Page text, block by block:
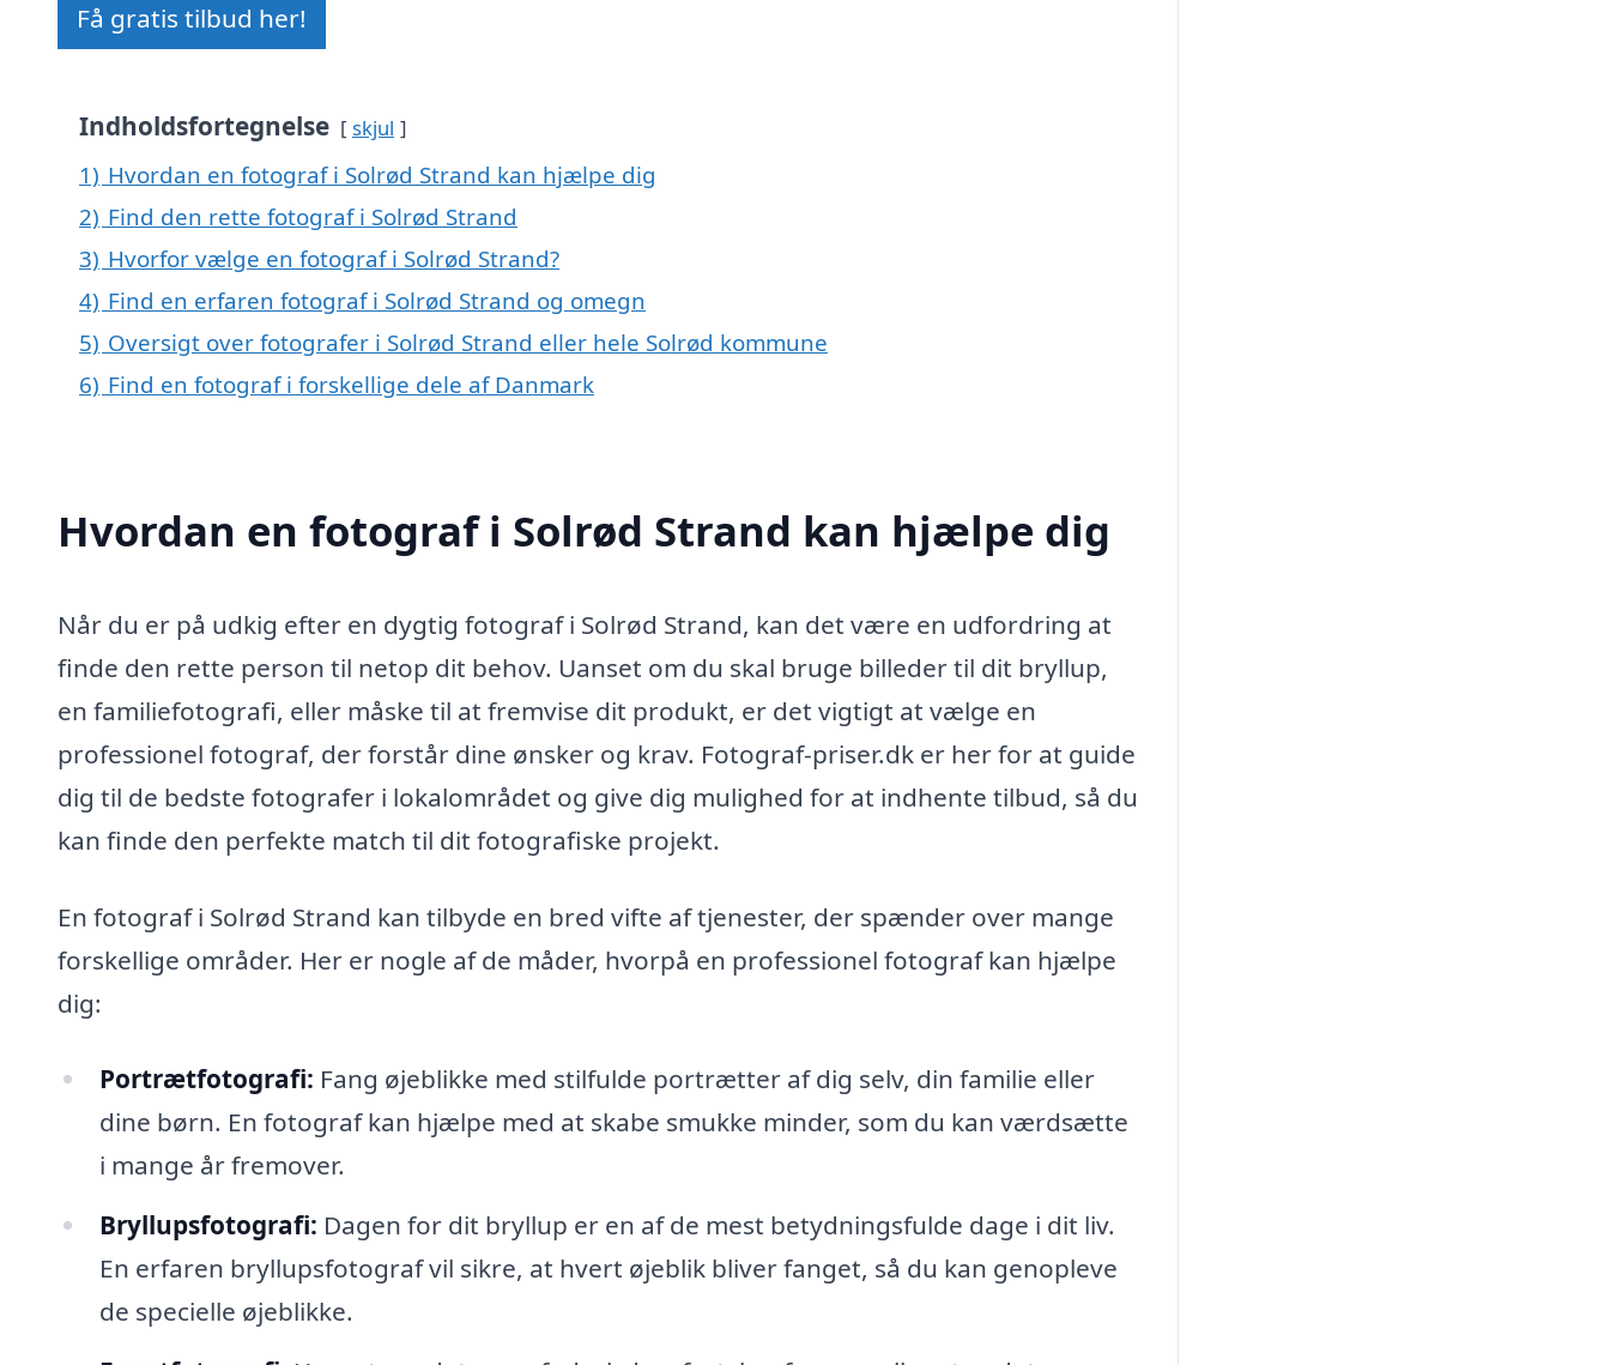
Få gratis tilbud her!
Indholdsfortegnelse skjul
1) Hvordan en fotograf i Solrød Strand kan hjælpe dig
2) Find den rette fotograf i Solrød Strand
3) Hvorfor vælge en fotograf i Solrød Strand?
4) Find en erfaren fotograf i Solrød Strand og omegn
5) Oversigt over fotografer i Solrød Strand eller hele Solrød kommune
6) Find en fotograf i forskellige dele af Danmark
Hvordan en fotograf i Solrød Strand kan hjælpe dig
Når du er på udkig efter en dygtig fotograf i Solrød Strand, kan det være en udfordring at
finde den rette person til netop dit behov. Uanset om du skal bruge billeder til dit bryllup,
en familiefotografi, eller måske til at fremvise dit produkt, er det vigtigt at vælge en
professionel fotograf, der forstår dine ønsker og krav. Fotograf-priser.dk er her for at guide
dig til de bedste fotografer i lokalområdet og give dig mulighed for at indhente tilbud, så du
kan finde den perfekte match til dit fotografiske projekt.
En fotograf i Solrød Strand kan tilbyde en bred vifte af tjenester, der spænder over mange
forskellige områder. Her er nogle af de måder, hvorpå en professionel fotograf kan hjælpe
dig:
Portrætfotografi: Fang øjeblikke med stilfulde portrætter af dig selv, din familie eller
dine børn. En fotograf kan hjælpe med at skabe smukke minder, som du kan værdsætte
i mange år fremover.
Bryllupsfotografi: Dagen for dit bryllup er en af de mest betydningsfulde dage i dit liv.
En erfaren bryllupsfotograf vil sikre, at hvert øjeblik bliver fanget, så du kan genopleve
de specielle øjeblikke.